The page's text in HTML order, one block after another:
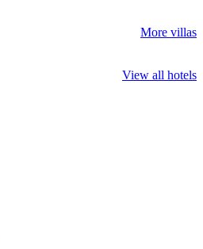
More villas
View all hotels